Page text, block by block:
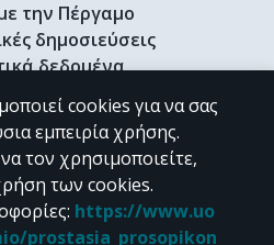
την Πέργαμο
δημοσιεύσεις
δεδομένα
& Γκρίζα βιβλιογραφία
Ερευνητή
CC BY-NC 4.0
cookies για να σας
εμπειρία χρήσης.
τον χρησιμοποιείτε,
των cookies.
: https://www.uo
prostasia_prosopikon_